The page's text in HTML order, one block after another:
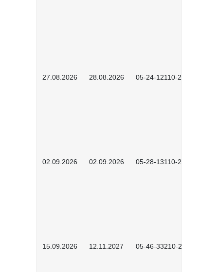
27.08.2026 28.08.2026 05-24-12110-2601
02.09.2026 02.09.2026 05-28-13110-2605
15.09.2026 12.11.2027 05-46-33210-2601